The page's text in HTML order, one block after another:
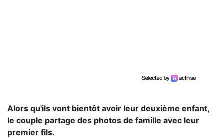
Alors qu'ils vont bientôt avoir leur deuxième enfant,
le couple partage des photos de famille avec leur
premier fils.